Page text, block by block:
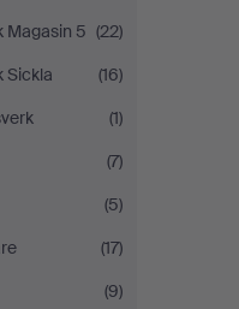
Magasin 5 (22)
Sickla
(16)
(1)
(7)
(5)
(17)
(9)